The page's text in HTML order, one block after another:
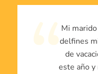
Mi
delfines
de
este año y